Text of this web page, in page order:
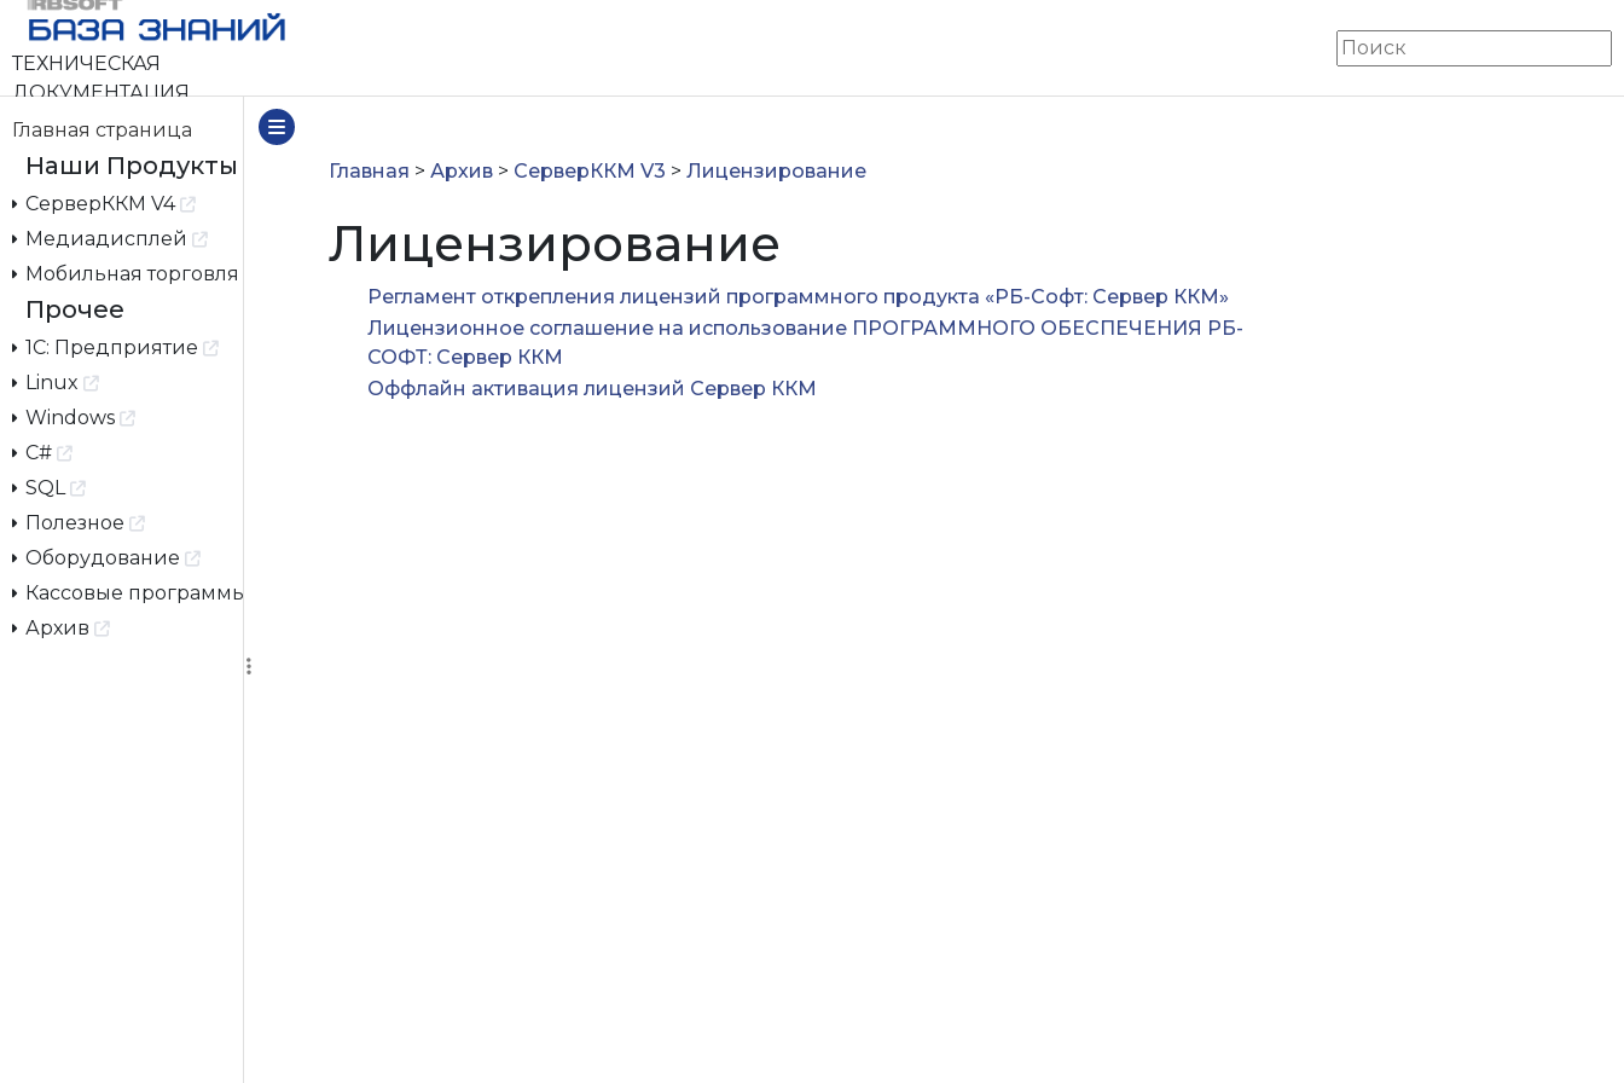
ТЕХНИЧЕСКАЯ
ДОКУМЕНТАЦИЯ
Главная страница
Наши Продукты
СерверККМ V4
Медиадисплей
Мобильная торговля
Прочее
1С: Предприятие
Linux
Windows
C#
SQL
Полезное
Оборудование
Кассовые программы
Архив
Главная > Архив > СерверККМ V3 > Лицензирование
Лицензирование
Регламент открепления лицензий программного продукта «РБ-Софт: Сервер ККМ»
Лицензионное соглашение на использование ПРОГРАММНОГО ОБЕСПЕЧЕНИЯ РБ-
СОФТ: Сервер ККМ
Оффлайн активация лицензий Сервер ККМ